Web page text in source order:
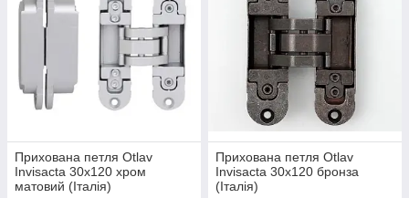
Прихована петля Otlav
Invisacta 30х120 хром
матовий (Італія)
Прихована петля Otlav
Invisacta 30х120 бронза
(Італія)